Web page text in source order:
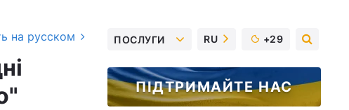
на русском ПОСЛУГИ RU +29
ПІДТРИМАЙТЕ НАС